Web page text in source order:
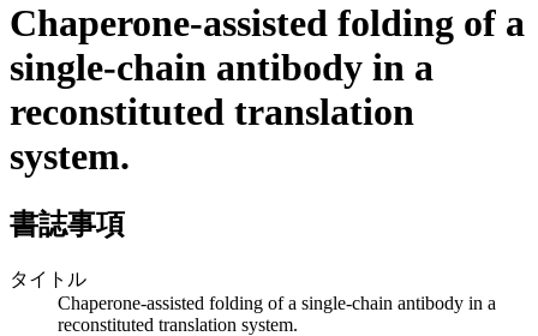
Chaperone-assisted folding of a
single-chain antibody in a
reconstituted translation
system.
書誌事項
タイトル
Chaperone-assisted folding of a single-chain antibody in a
reconstituted translation system.